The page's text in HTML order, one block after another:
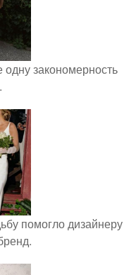
закономерность
помогло дизайнеру